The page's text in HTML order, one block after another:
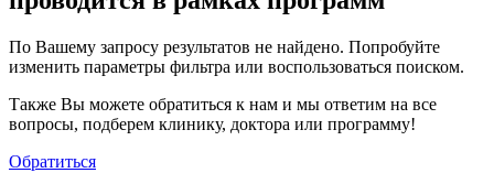
По Вашему запросу результатов не найдено. Попробуйте
изменить параметры фильтра или воспользоваться поиском.
Также Вы можете обратиться к нам и мы ответим на все
вопросы, подберем клинику, доктора или программу!
Обратиться